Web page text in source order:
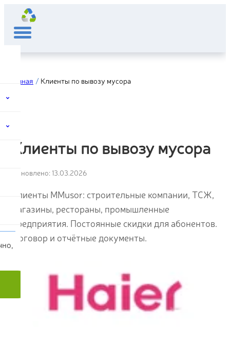
Главная Клиенты по вывозу мусора
Клиенты по вывозу мусора
Обновлено: 13.03.2026
Клиенты MMusor: строительные компании, ТСЖ,
магазины, рестораны, промышленные
предприятия. Постоянные скидки для абонентов.
Договор и отчётные документы.